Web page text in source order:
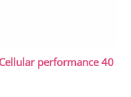
performance 40